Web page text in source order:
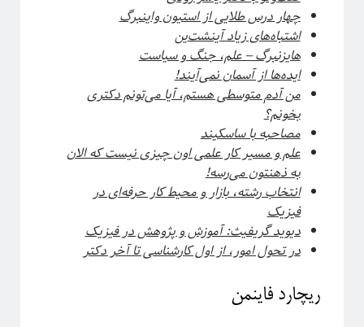
#شرح_پیچیدگی
چهار درس طلایی از استیون واینبرگ
اشتباه‌های زیاد آینشتین
هایزنبرگ – علم، جنگ و سیاست
ایده‌ها از آسمان نمی‌آیند!
من آدم متوسطی هستم، آیا می‌تونم دکتری
بخونم؟
مصاحبه با ساسکیند
علم و مسیر کار علمی اون چیزی نیست که الان
به ذهنتون می‌رسه!
انتخاب رشته، بازار و محیط کار حرفه‌ای در
فیزیک
دیوید گریفیث: آموزش و پژوهش در فیزیک
در تحول امور، از اول کارشناسی تا آخر دکتر
ریچارد فاینمن